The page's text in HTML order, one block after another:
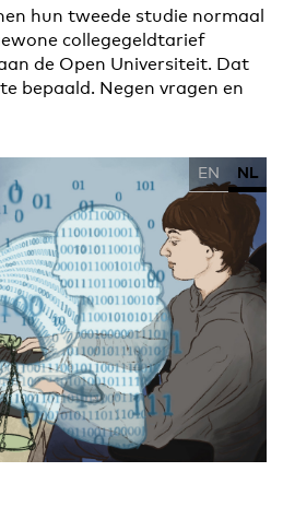
hun tweede studie normaal
collegegeldtarief
de Open Universiteit. Dat
bepaald. Negen vragen en
EN NL